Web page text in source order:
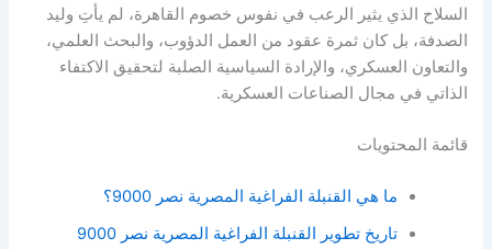
السلاح الذي يثير الرعب في نفوس خصوم القاهرة، لم يأتِ وليد
الصدفة، بل كان ثمرة عقود من العمل الدؤوب، والبحث العلمي،
والتعاون العسكري، والإرادة السياسية الصلبة لتحقيق الاكتفاء
الذاتي في مجال الصناعات العسكرية.
قائمة المحتويات
ما هي القنبلة الفراغية المصرية نصر 9000؟
تاريخ تطوير القنبلة الفراغية المصرية نصر 9000